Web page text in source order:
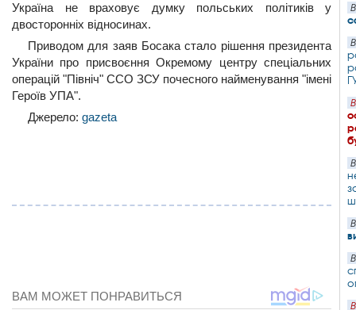
Україна не враховує думку польських політиків у
двосторонніх відносинах.
Приводом для заяв Босака стало рішення президента
України про присвоєння Окремому центру спеціальних
операцій "Північ" ССО ЗСУ почесного найменування "імені
Героїв УПА".
Джерело: gazeta